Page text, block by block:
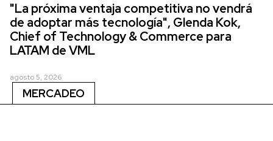
"La próxima ventaja competitiva no vendrá
de adoptar más tecnología", Glenda Kok,
Chief of Technology & Commerce para
LATAM de VML
agosto 5, 2026
MERCADEO